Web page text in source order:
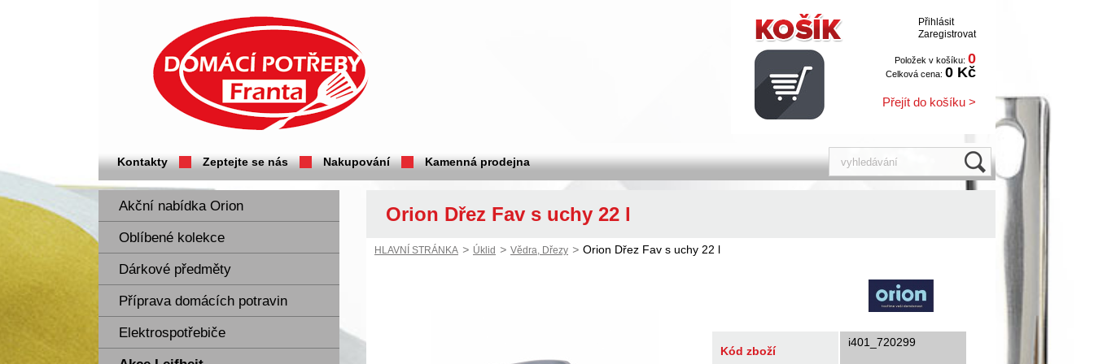
Přihlásit
Zaregistrovat
Položek v košíku: 0
Celková cena: 0 Kč
Přejít do košíku >
Kontakty Zeptejte se nás Nakupování Kamenná prodejna
Akční nabídka Orion
Oblíbené kolekce
Dárkové předměty
Příprava domácích potravin
Elektrospotřebiče
Orion Dřez Fav s uchy 22 l
HLAVNÍ STRÁNKA > Úklid > Vědra, Dřezy > Orion Dřez Fav s uchy 22 l
Kód zboží
i401_720299